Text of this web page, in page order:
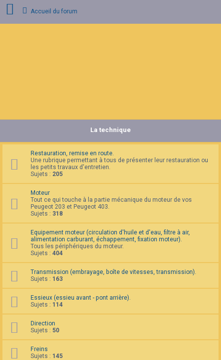
s
Accueil du forum
La technique
Restauration, remise en route.
Une rubrique permettant à tous de présenter leur restauration ou
les petits travaux d'entretien.
Sujets : 205
Moteur
Tout ce qui touche à la partie mécanique du moteur de vos
Peugeot 203 et Peugeot 403.
Sujets : 318
Equipement moteur (circulation d'huile et d'eau, filtre à air,
alimentation carburant, échappement, fixation moteur).
Tous les périphériques du moteur.
Sujets : 404
Transmission (embrayage, boîte de vitesses, transmission).
Sujets : 163
Essieux (essieu avant - pont arrière).
Sujets : 114
Direction
Sujets : 50
Freins
Sujets : 145